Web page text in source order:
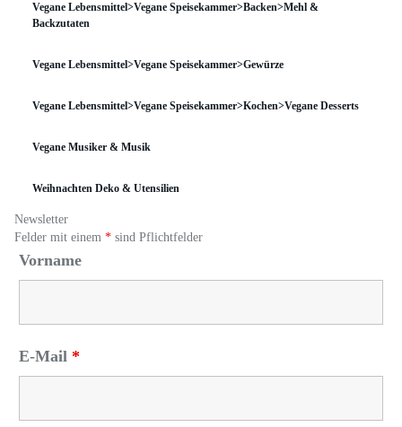
Vegane Lebensmittel>Vegane Speisekammer>Backen>Mehl &
Backzutaten
Vegane Lebensmittel>Vegane Speisekammer>Gewürze
Vegane Lebensmittel>Vegane Speisekammer>Kochen>Vegane Desserts
Vegane Musiker & Musik
Weihnachten Deko & Utensilien
Newsletter
Felder mit einem * sind Pflichtfelder
Vorname
E-Mail *